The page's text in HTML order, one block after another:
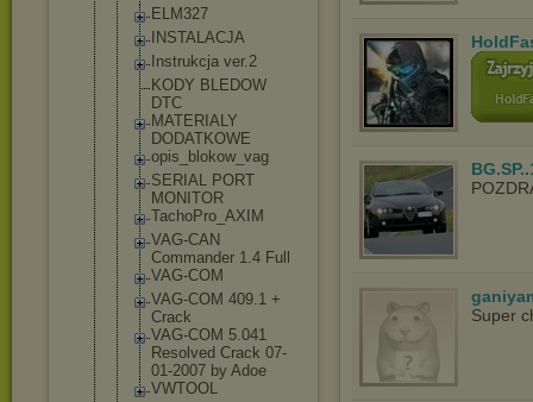
ELM327
INSTALACJA
Instrukcja ver.2
KODY BLEDOW
DTC
MATERIALY
DODATKOWE
opis_blokow_vag
SERIAL PORT
MONITOR
TachoPro_AX IM
VAG-CAN
Commander 1.4 Full
VAG-COM
VAG-COM 409.1 +
Crack
VAG-COM 5.041
Resolved Crack 07-
01-2007 by Adoe
VWTOOL
Super